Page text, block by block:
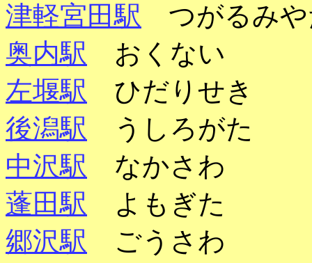
津軽宮田駅 つがるみや
奥内駅 おくない
左堰駅 ひだりせき
後潟駅 うしろがた
中沢駅 なかさわ
蓬田駅 よもぎた
郷沢駅 ごうさわ